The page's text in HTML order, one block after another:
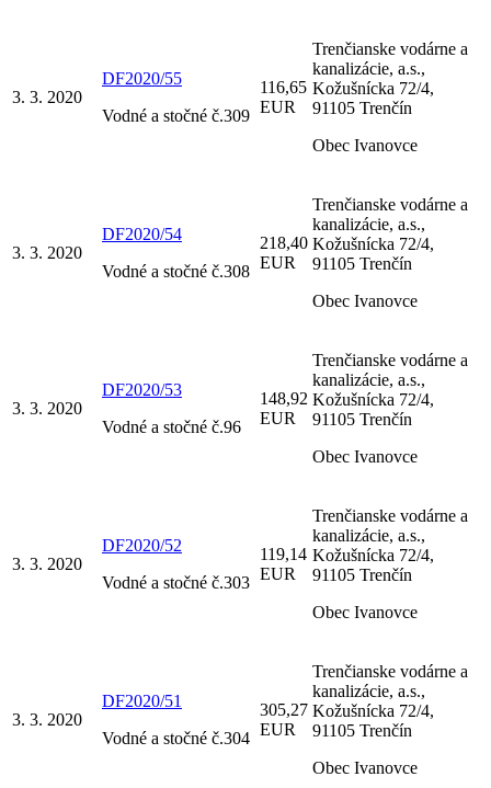
3. 3. 2020
DF2020/55
Vodné a stočné č.309
116,65
EUR
Trenčianske vodárne a
kanalizácie, a.s.,
Kožušnícka 72/4,
91105 Trenčín
Obec Ivanovce
3. 3. 2020
DF2020/54
Vodné a stočné č.308
218,40
EUR
Trenčianske vodárne a
kanalizácie, a.s.,
Kožušnícka 72/4,
91105 Trenčín
Obec Ivanovce
3. 3. 2020
DF2020/53
Vodné a stočné č.96
148,92
EUR
Trenčianske vodárne a
kanalizácie, a.s.,
Kožušnícka 72/4,
91105 Trenčín
Obec Ivanovce
3. 3. 2020
DF2020/52
Vodné a stočné č.303
119,14
EUR
Trenčianske vodárne a
kanalizácie, a.s.,
Kožušnícka 72/4,
91105 Trenčín
Obec Ivanovce
3. 3. 2020
DF2020/51
Vodné a stočné č.304
305,27
EUR
Trenčianske vodárne a
kanalizácie, a.s.,
Kožušnícka 72/4,
91105 Trenčín
Obec Ivanovce